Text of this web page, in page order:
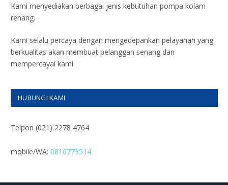
Kami menyediakan berbagai jenis kebutuhan pompa kolam
renang.
Kami selalu percaya dengan mengedepankan pelayanan yang
berkualitas akan membuat pelanggan senang dan
mempercayai kami.
HUBUNGI KAMI
Telpon (021) 2278 4764
mobile/WA: 0816773514